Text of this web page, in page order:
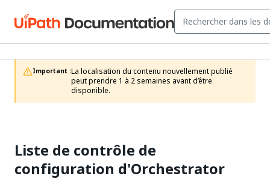
Important :La localisation du contenu nouvellement publié
peut prendre 1 à 2 semaines avant d’être
disponible.
Liste de contrôle de
configuration d'Orchestrator